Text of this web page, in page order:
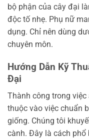
bộ phận của cây đại
độc tố nhẹ. Phụ nữ
dụng. Chỉ nên dùng
chuyên môn.
Hướng Dẫn Kỹ
Đại
Thành công trong việc
thuộc vào việc chuẩn
giống. Chúng tôi
cành. Đây là cách phổ